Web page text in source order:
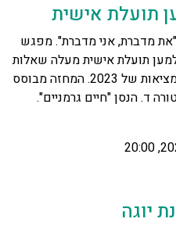
תועלת אישית
מדברת, אני מדברת". מפגש
תועלת אישית מעלה שאלות
רלוונטיות למציאות שנות ה-30 ולמציאות של 2023. המחזה מבוסס
ד. הנסן "חיים גרמניים".
יוגה